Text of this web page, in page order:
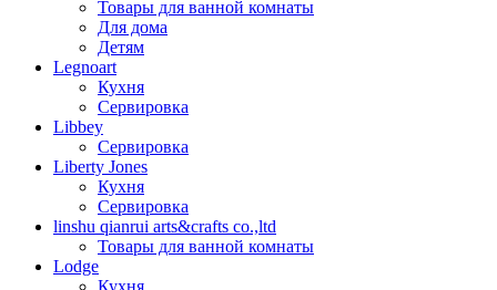
Товары для ванной комнаты
Для дома
Детям
Legnoart
Кухня
Сервировка
Libbey
Сервировка
Liberty Jones
Кухня
Сервировка
linshu qianrui arts&crafts co.,ltd
Товары для ванной комнаты
Lodge